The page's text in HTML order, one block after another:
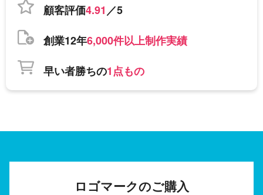
顧客評価4.91／5
創業12年6,000件以上制作実績
早い者勝ちの1点もの
ロゴマークのご購入